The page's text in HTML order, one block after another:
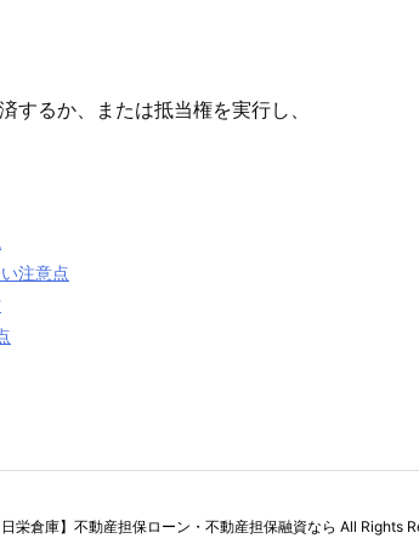
るか、または抵当権を実行し、
注意点
日栄倉庫】不動産担保ローン・不動産担保融資なら All Rights